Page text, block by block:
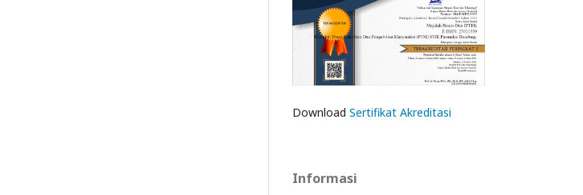
Download Sertifikat Akreditasi
Informasi